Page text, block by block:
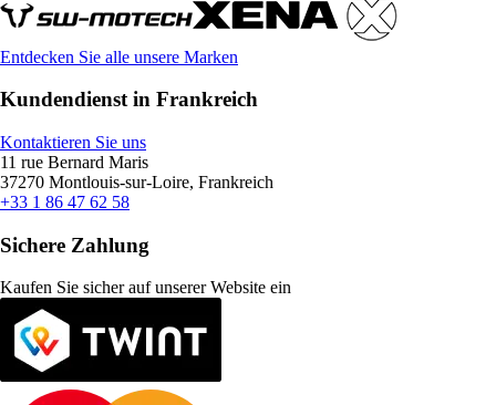
Entdecken Sie alle unsere Marken
Kundendienst in Frankreich
Kontaktieren Sie uns
11 rue Bernard Maris
37270 Montlouis-sur-Loire, Frankreich
+33 1 86 47 62 58
Sichere Zahlung
Kaufen Sie sicher auf unserer Website ein